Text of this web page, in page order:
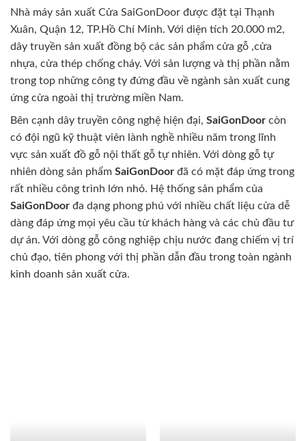
Nhà máy sản xuất Cửa SaiGonDoor được đặt tại Thạnh
Xuân, Quận 12, TP.Hồ Chí Minh. Với diện tích 20.000 m2,
dây truyền sản xuất đồng bộ các sản phẩm cửa gỗ ,cửa
nhựa, cửa thép chống cháy. Với sản lượng và thị phần nằm
trong top những công ty đứng đầu về ngành sản xuất cung
ứng cửa ngoài thị trường miền Nam.
Bên cạnh dây truyền công nghệ hiện đại, SaiGonDoor còn
có đội ngũ kỹ thuật viên lành nghề nhiều năm trong lĩnh
vực sản xuất đồ gỗ nội thất gỗ tự nhiên. Với dòng gỗ tự
nhiên dòng sản phẩm SaiGonDoor đã có mặt đáp ứng trong
rất nhiều công trình lớn nhỏ. Hệ thống sản phẩm của
SaiGonDoor đa dạng phong phú với nhiều chất liệu cửa dễ
dàng đáp ứng mọi yêu cầu từ khách hàng và các chủ đầu tư
dự án. Với dòng gỗ công nghiệp chịu nước đang chiếm vị trí
chủ đạo, tiên phong với thị phần dẫn đầu trong toàn ngành
kinh doanh sản xuất cửa.